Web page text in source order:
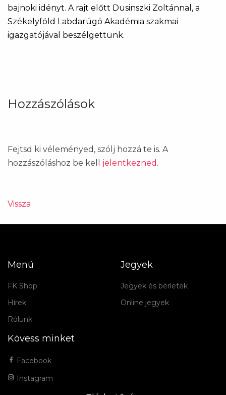
bajnoki idényt. A rajt előtt Dusinszki Zoltánnal, a
Székelyföld Labdarúgó Akadémia szakmai
igazgatójával beszélgettünk.
Hozzászólások
Fejtsd ki véleményed, szólj hozzá te is. A
hozzászóláshoz be kell jelentkezned .
Vissza
Menü
FK Shop
Hírek
Rólunk
Jegyek
Jegyek és bérletek
Online jegyek
Kövess minket
Facebook
Instagram